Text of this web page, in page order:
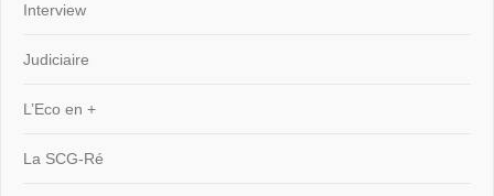
Interview
Judiciaire
L’Eco en +
La SCG-Ré